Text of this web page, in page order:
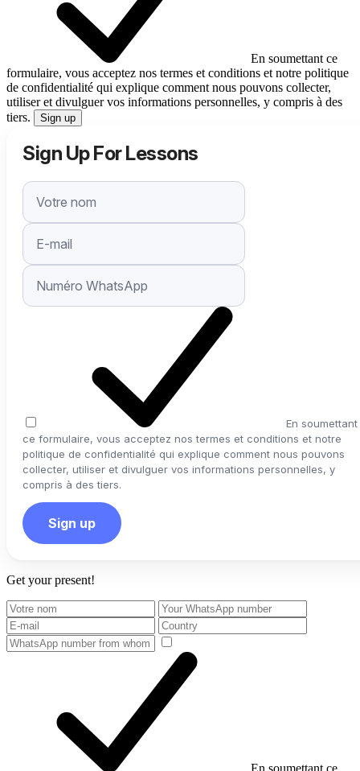
En soumettant ce
formulaire, vous acceptez nos termes et conditions et notre politique
de confidentialité qui explique comment nous pouvons collecter,
utiliser et divulguer vos informations personnelles, y compris à des
tiers.
Sign up
Sign Up For Lessons
En soumettant
ce formulaire, vous acceptez nos termes et conditions et notre
politique de confidentialité qui explique comment nous pouvons
collecter, utiliser et divulguer vos informations personnelles, y
compris à des tiers.
Sign up
Get your present!
En soumettant ce